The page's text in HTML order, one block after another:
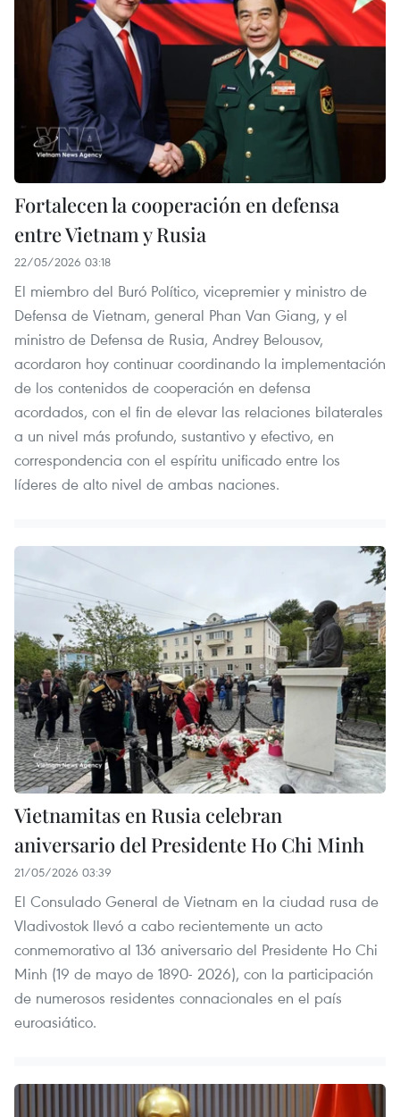
Fortalecen la cooperación en defensa
entre Vietnam y Rusia
22/05/2026 03:18
El miembro del Buró Político, vicepremier y ministro de
Defensa de Vietnam, general Phan Van Giang, y el
ministro de Defensa de Rusia, Andrey Belousov,
acordaron hoy continuar coordinando la implementación
de los contenidos de cooperación en defensa
acordados, con el fin de elevar las relaciones bilaterales
a un nivel más profundo, sustantivo y efectivo, en
correspondencia con el espíritu unificado entre los
líderes de alto nivel de ambas naciones.
Vietnamitas en Rusia celebran
aniversario del Presidente Ho Chi Minh
21/05/2026 03:39
El Consulado General de Vietnam en la ciudad rusa de
Vladivostok llevó a cabo recientemente un acto
conmemorativo al 136 aniversario del Presidente Ho Chi
Minh (19 de mayo de 1890- 2026), con la participación
de numerosos residentes connacionales en el país
euroasiático.